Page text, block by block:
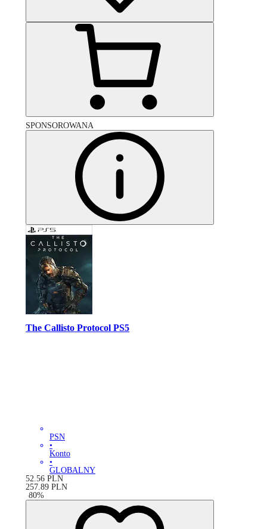
SPONSOROWANA
The Callisto Protocol PS5
PSN
•
Konto
•
GLOBALNY
52.56 PLN
257.89 PLN
-80%